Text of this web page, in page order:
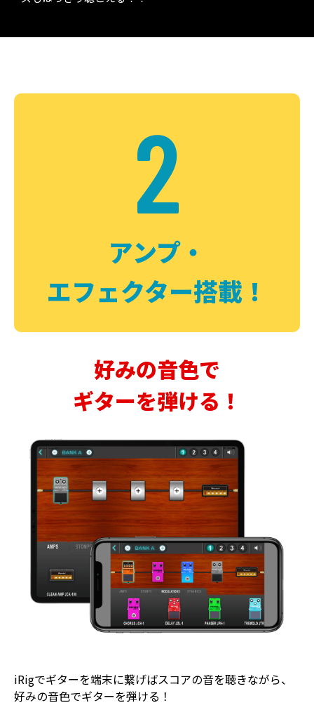
2
アンプ・
エフェクター搭載！
好みの音色で
ギターを弾ける！
iRigでギターを端末に繋げばスコアの音を聴きながら、
好みの音色でギターを弾ける！